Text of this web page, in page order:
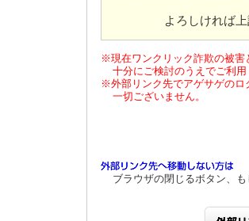
よろしければ
※現在ワンクリック詐欺の被害
十分にご検討のうえでご利用
※外部リンク先でアゲサゲのロ
一切ございません。
ブラウザの閉じるボタン、